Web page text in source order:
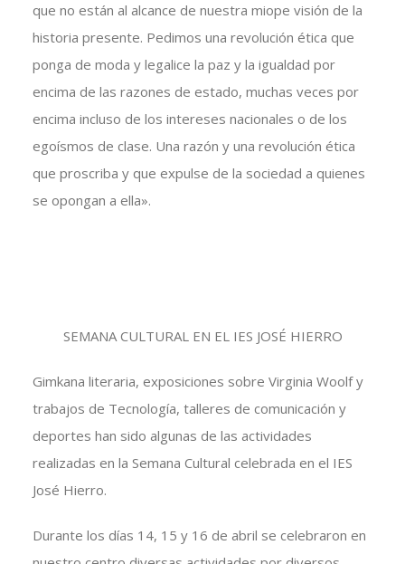
que no están al alcance de nuestra miope visión de la
historia presente. Pedimos una revolución ética que
ponga de moda y legalice la paz y la igualdad por
encima de las razones de estado, muchas veces por
encima incluso de los intereses nacionales o de los
egoísmos de clase. Una razón y una revolución ética
que proscriba y que expulse de la sociedad a quienes
se opongan a ella».
SEMANA CULTURAL EN EL IES JOSÉ HIERRO
Gimkana literaria, exposiciones sobre Virginia Woolf y
trabajos de Tecnología, talleres de comunicación y
deportes han sido algunas de las actividades
realizadas en la Semana Cultural celebrada en el IES
José Hierro.
Durante los días 14, 15 y 16 de abril se celebraron en